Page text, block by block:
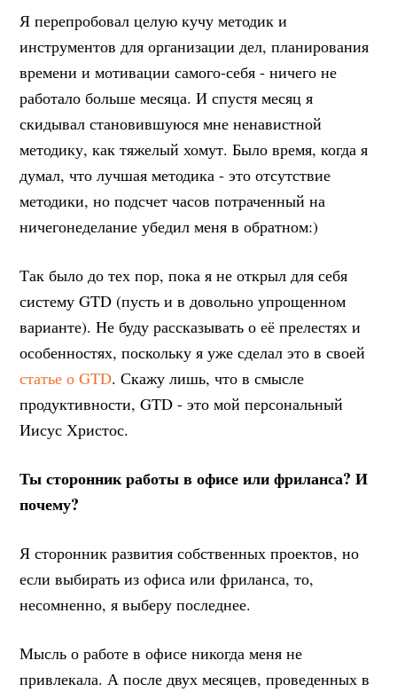
Я перепробовал целую кучу методик и
инструментов для организации дел, планирования
времени и мотивации самого-себя - ничего не
работало больше месяца. И спустя месяц я
скидывал становившуюся мне ненавистной
методику, как тяжелый хомут. Было время, когда я
думал, что лучшая методика - это отсутствие
методики, но подсчет часов потраченный на
ничегонеделание убедил меня в обратном:)
Так было до тех пор, пока я не открыл для себя
систему GTD (пусть и в довольно упрощенном
варианте). Не буду рассказывать о её прелестях и
особенностях, поскольку я уже сделал это в своей
статье о GTD. Скажу лишь, что в смысле
продуктивности, GTD - это мой персональный
Иисус Христос.
Ты сторонник работы в офисе или фриланса? И
почему?
Я сторонник развития собственных проектов, но
если выбирать из офиса или фриланса, то,
несомненно, я выберу последнее.
Мысль о работе в офисе никогда меня не
привлекала. А после двух месяцев, проведенных в